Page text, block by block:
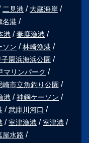
二見港
大蔵海岸
名港
港
妻鹿漁港
ソン
林崎漁港
子園浜海浜公園
マリンパーク
崎市立魚釣り公園
港
神鋼ケーソン
武庫川河口
室津漁港
室津港
屋水路